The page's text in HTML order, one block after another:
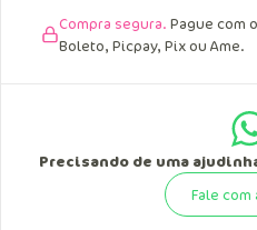
Compra segura. Pague com
Boleto, Picpay, Pix ou Ame.
Precisando de uma
Fale com